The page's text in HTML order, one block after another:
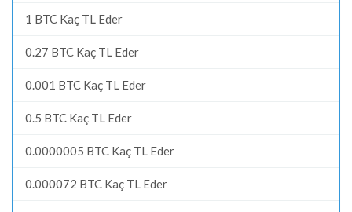
1 BTC Kaç TL Eder
0.27 BTC Kaç TL Eder
0.001 BTC Kaç TL Eder
0.5 BTC Kaç TL Eder
0.0000005 BTC Kaç TL Eder
0.000072 BTC Kaç TL Eder